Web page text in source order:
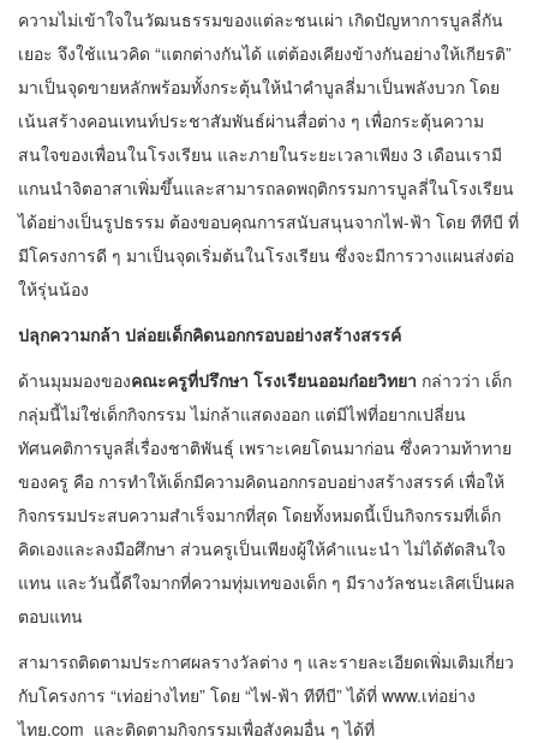
ความไม่เข้าใจในวัฒนธรรมของแต่ละชนเผ่า เกิดปัญหาการบูลลี่กัน
เยอะ จึงใช้แนวคิด “แตกต่างกันได้ แต่ต้องเคียงข้างกันอย่างให้เกียรติ”
มาเป็นจุดขายหลักพร้อมทั้งกระตุ้นให้นำคำบูลลี่มาเป็นพลังบวก โดย
เน้นสร้างคอนเทนท์ประชาสัมพันธ์ผ่านสื่อต่าง ๆ เพื่อกระตุ้นความ
สนใจของเพื่อนในโรงเรียน และภายในระยะเวลาเพียง 3 เดือนเรามี
แกนนำจิตอาสาเพิ่มขึ้นและสามารถลดพฤติกรรมการบูลลี่ในโรงเรียน
ได้อย่างเป็นรูปธรรม ต้องขอบคุณการสนับสนุนจากไฟ-ฟ้า โดย ทีทีบี ที่
มีโครงการดี ๆ มาเป็นจุดเริ่มต้นในโรงเรียน ซึ่งจะมีการวางแผนส่งต่อ
ให้รุ่นน้อง
ปลุกความกล้า ปล่อยเด็กคิดนอกกรอบอย่างสร้างสรรค์
ด้านมุมมองของคณะครูที่ปรึกษา โรงเรียนออมก๋อยวิทยา กล่าวว่า เด็ก
กลุ่มนี้ไม่ใช่เด็กกิจกรรม ไม่กล้าแสดงออก แต่มีไฟที่อยากเปลี่ยน
ทัศนคติการบูลลี่เรื่องชาติพันธุ์ เพราะเคยโดนมาก่อน ซึ่งความท้าทาย
ของครู คือ การทำให้เด็กมีความคิดนอกกรอบอย่างสร้างสรรค์ เพื่อให้
กิจกรรมประสบความสำเร็จมากที่สุด โดยทั้งหมดนี้เป็นกิจกรรมที่เด็ก
คิดเองและลงมือศึกษา ส่วนครูเป็นเพียงผู้ให้คำแนะนำ ไม่ได้ตัดสินใจ
แทน และวันนี้ดีใจมากที่ความทุ่มเทของเด็ก ๆ มีรางวัลชนะเลิศเป็นผล
ตอบแทน
สามารถติดตามประกาศผลรางวัลต่าง ๆ และรายละเอียดเพิ่มเติมเกี่ยว
กับโครงการ “เท่อย่างไทย” โดย “ไฟ-ฟ้า ทีทีบี” ได้ที่ www.เท่อย่าง
ไทย.com และติดตามกิจกรรมเพื่อสังคมอื่น ๆ ได้ที่